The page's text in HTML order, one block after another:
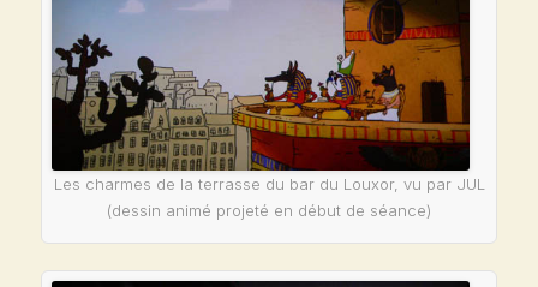
Les charmes de la terrasse du bar du Louxor, vu par JUL
(dessin animé projeté en début de séance)